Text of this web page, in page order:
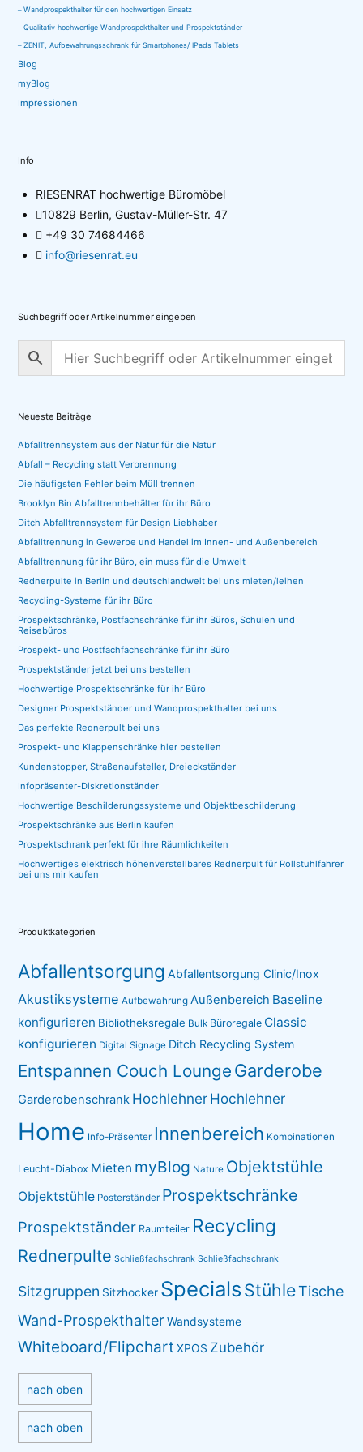
Wandprospekthalter für den hochwertigen Einsatz
Qualitativ hochwertige Wandprospekthalter und Prospektständer
ZENIT, Aufbewahrungsschrank für Smartphones/ IPads Tablets
Blog
myBlog
Impressionen
Info
RIESENRAT hochwertige Büromöbel
10829 Berlin, Gustav-Müller-Str. 47
+49 30 74684466
info@riesenrat.eu
Suchbegriff oder Artikelnummer eingeben
Neueste Beiträge
Abfalltrennsystem aus der Natur für die Natur
Abfall – Recycling statt Verbrennung
Die häufigsten Fehler beim Müll trennen
Brooklyn Bin Abfalltrennbehälter für ihr Büro
Ditch Abfalltrennsystem für Design Liebhaber
Abfalltrennung in Gewerbe und Handel im Innen- und Außenbereich
Abfalltrennung für ihr Büro, ein muss für die Umwelt
Rednerpulte in Berlin und deutschlandweit bei uns mieten/leihen
Recycling-Systeme für ihr Büro
Prospektschränke, Postfachschränke für ihr Büros, Schulen und
Reisebüros
Prospekt- und Postfachfachschränke für ihr Büro
Prospektständer jetzt bei uns bestellen
Hochwertige Prospektschränke für ihr Büro
Designer Prospektständer und Wandprospekthalter bei uns
Das perfekte Rednerpult bei uns
Prospekt- und Klappenschränke hier bestellen
Kundenstopper, Straßenaufsteller, Dreieckständer
Infopräsenter-Diskretionständer
Hochwertige Beschilderungssysteme und Objektbeschilderung
Prospektschränke aus Berlin kaufen
Prospektschrank perfekt für ihre Räumlichkeiten
Hochwertiges elektrisch höhenverstellbares Rednerpult für Rollstuhlfahrer
bei uns mir kaufen
Produktkategorien
Abfallentsorgung Abfallentsorgung Clinic/Inox
Akustiksysteme Aufbewahrung Außenbereich Baseline
konfigurieren Bibliotheksregale Bulk Büroregale Classic
konfigurieren Digital Signage Ditch Recycling System
Entspannen Couch Lounge Garderobe
Garderobenschrank HochlehnerHochlehner
Home Info-Präsenter Innenbereich Kombinationen
Leucht-Diabox Mieten myBlog Nature Objektstühle
Objektstühle Posterständer Prospektschränke
Prospektständer Raumteiler Recycling
Rednerpulte Schließfachschrank Schließfachschrank
Sitzgruppen Sitzhocker SpecialsStühleTische
Wand-ProspekthalterWandsysteme
Whiteboard/Flipchart XPOS Zubehör
nach oben
nach oben